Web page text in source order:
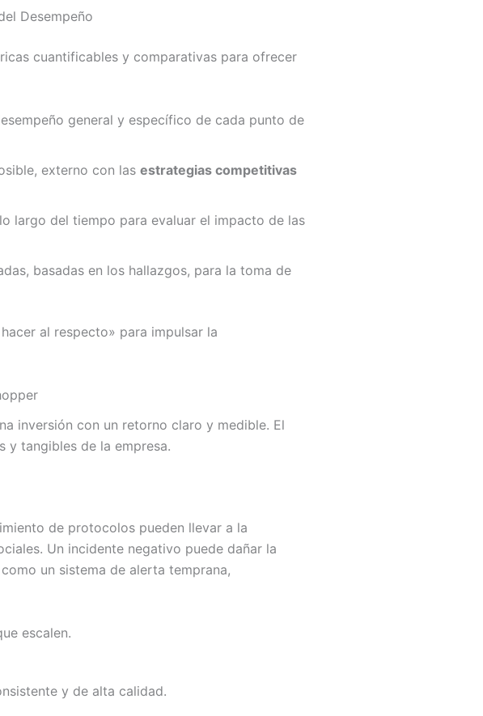
Desempeño
cuantificables y comparativas para ofrecer
general y específico de cada punto de
externo con las estrategias competitivas
largo del tiempo para evaluar el impacto de las
basadas en los hallazgos, para la toma de
al respecto» para impulsar la
inversión con un retorno claro y medible. El
y tangibles de la empresa.
de protocolos pueden llevar a la
Un incidente negativo puede dañar la
un sistema de alerta temprana,
escalen.
y de alta calidad.